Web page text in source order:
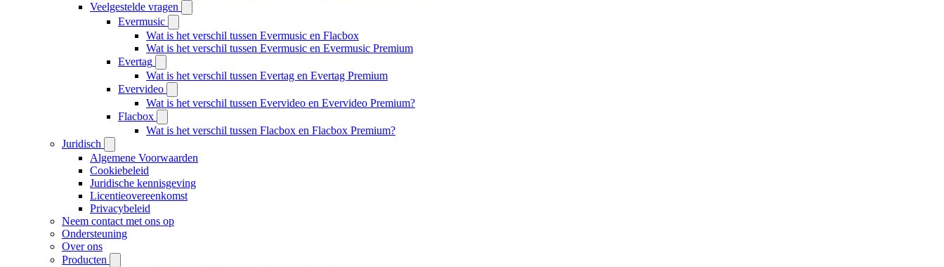
Veelgestelde vragen
Evermusic
Wat is het verschil tussen Evermusic en Flacbox
Wat is het verschil tussen Evermusic en Evermusic Premium
Evertag
Wat is het verschil tussen Evertag en Evertag Premium
Evervideo
Wat is het verschil tussen Evervideo en Evervideo Premium?
Flacbox
Wat is het verschil tussen Flacbox en Flacbox Premium?
Juridisch
Algemene Voorwaarden
Cookiebeleid
Juridische kennisgeving
Licentieovereenkomst
Privacybeleid
Neem contact met ons op
Ondersteuning
Over ons
Producten